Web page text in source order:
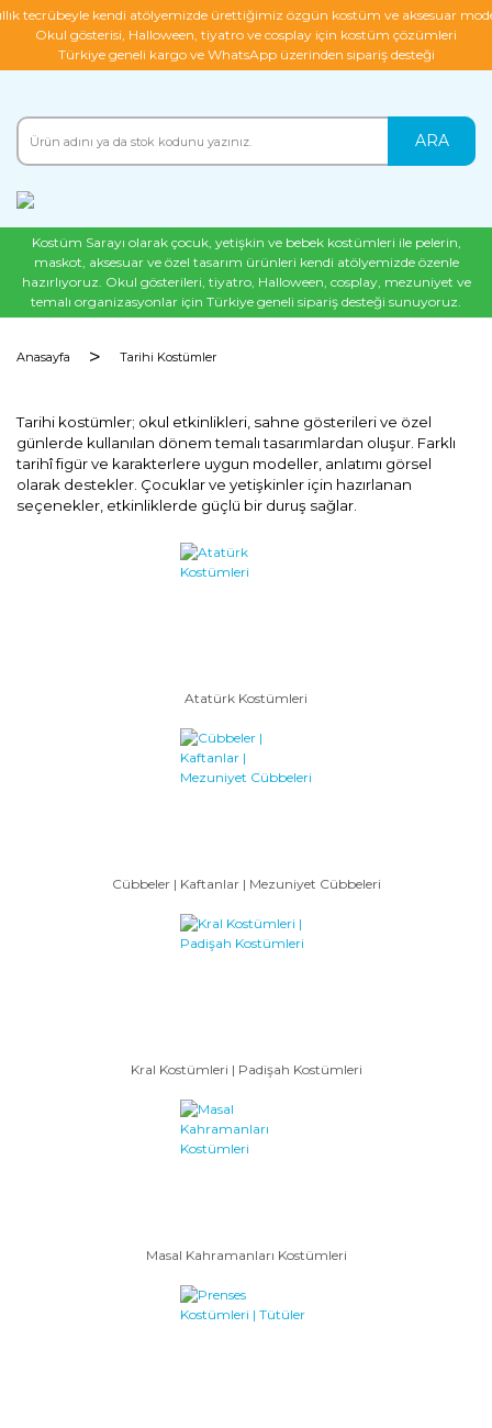
tecrübeyle kendi atölyemizde ürettiğimiz özgün kostüm ve aksesuar
Okul gösterisi, Halloween, tiyatro ve cosplay için kostüm çözümleri
Türkiye geneli kargo ve WhatsApp üzerinden sipariş desteği
ARA
Kostüm Sarayı olarak çocuk, yetişkin ve bebek kostümleri ile pelerin,
maskot, aksesuar ve özel tasarım ürünleri kendi atölyemizde özenle
hazırlıyoruz. Okul gösterileri, tiyatro, Halloween, cosplay, mezuniyet ve
temalı organizasyonlar için Türkiye geneli sipariş desteği sunuyoruz.
Anasayfa Tarihi Kostümler
Tarihi kostümler; okul etkinlikleri, sahne gösterileri ve özel
günlerde kullanılan dönem temalı tasarımlardan oluşur. Farklı
tarihî figür ve karakterlere uygun modeller, anlatımı görsel
olarak destekler. Çocuklar ve yetişkinler için hazırlanan
seçenekler, etkinliklerde güçlü bir duruş sağlar.
Atatürk Kostümleri
Cübbeler | Kaftanlar | Mezuniyet Cübbeleri
Kral Kostümleri | Padişah Kostümleri
Masal Kahramanları Kostümleri